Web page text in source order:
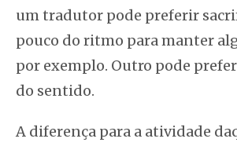
um tradutor pode preferir
pouco do ritmo para manter
por exemplo. Outro pode
do sentido.
A diferença para a atividade